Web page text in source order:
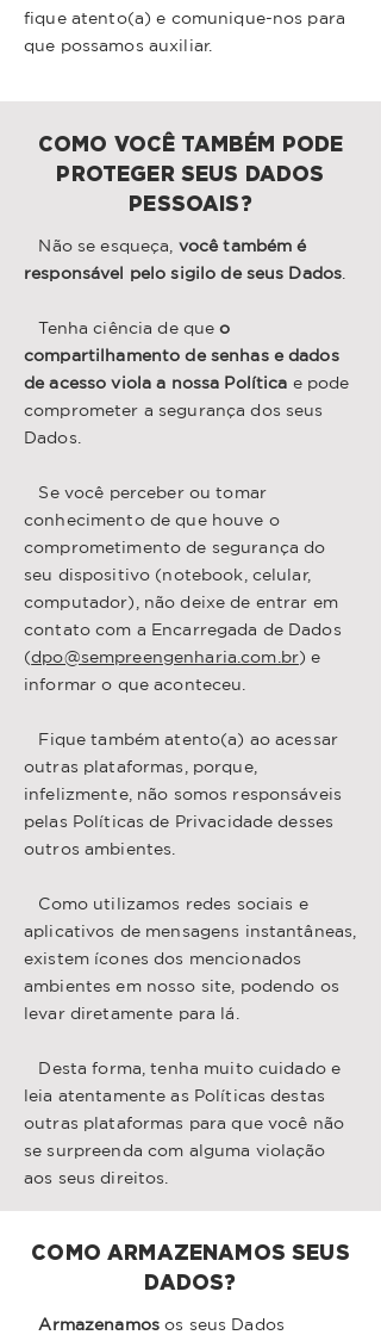
fique atento(a) e comunique-nos para
que possamos auxiliar.
COMO VOCÊ TAMBÉM PODE
PROTEGER SEUS DADOS
PESSOAIS?
Não se esqueça, você também é
responsável pelo sigilo de seus Dados
Tenha ciência de queo
compartilhamento de senhas e dados
de acesso viola a nossa Política e pode
comprometer a segurança dos seus
Dados.
Se você perceber ou tomar
conhecimento de que houve o
comprometimento de segurança do
seu dispositivo (notebook, celular,
computador), não deixe de entrar em
contato com a Encarregada de Dados
(dpo@sempreengenharia.com.br) e
informar o que aconteceu.
Fique também atento(a) ao acessar
outras plataformas, porque,
infelizmente, não somos responsáveis
pelas Políticas de Privacidade desses
outros ambientes.
Como utilizamos redes sociais e
aplicativos de mensagens instantâneas,
existem ícones dos mencionados
ambientes em nosso site, podendo os
levar diretamente para lá.
Desta forma, tenha muito cuidado e
leia atentamente as Políticas destas
outras plataformas para que você não
se surpreenda com alguma violação
aos seus direitos.
COMO ARMAZENAMOS SEUS
DADOS?
Armazenamosos seus Dados